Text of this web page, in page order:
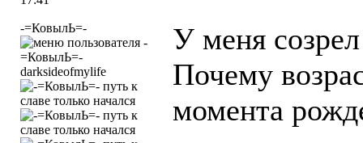
-=КовылЬ=-
darksideofmylife
У меня
Почему
момента